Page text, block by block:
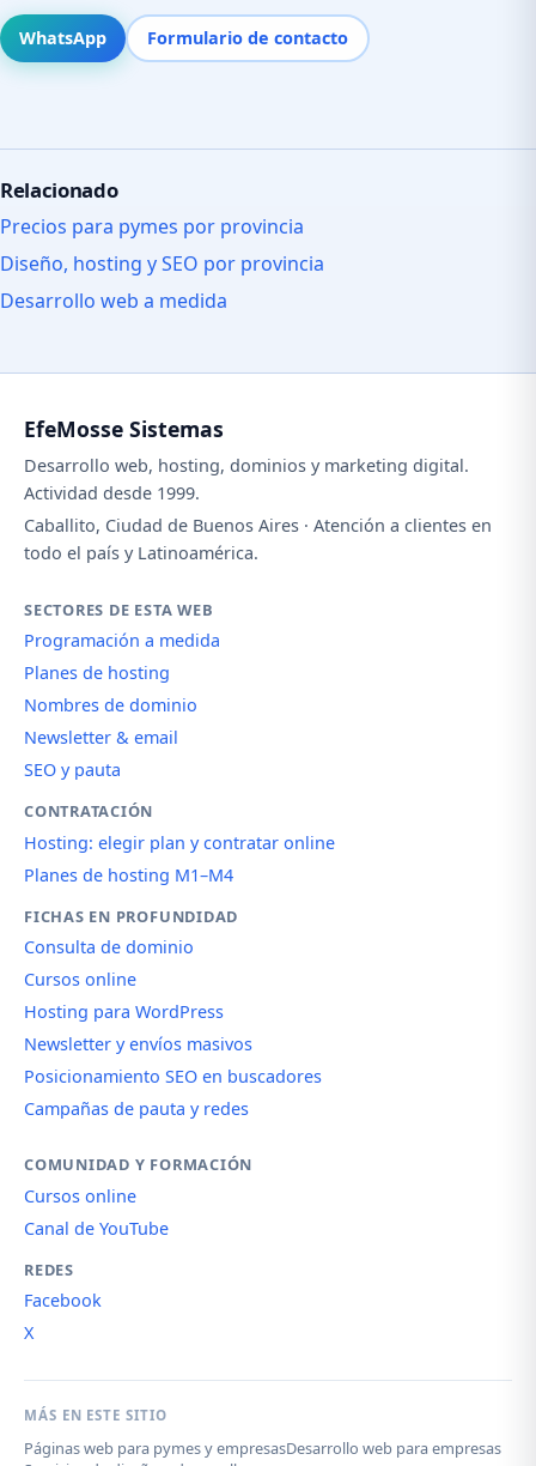
WhatsApp Formulario de contacto
Relacionado
Precios para pymes por provincia
Diseño, hosting y SEO por provincia
Desarrollo web a medida
EfeMosse Sistemas
Desarrollo web, hosting, dominios y marketing digital.
Actividad desde 1999.
Caballito, Ciudad de Buenos Aires · Atención a clientes en
todo el país y Latinoamérica.
SECTORES DE ESTA WEB
Programación a medida
Planes de hosting
Nombres de dominio
Newsletter & email
SEO y pauta
CONTRATACIÓN
Hosting: elegir plan y contratar online
Planes de hosting M1–M4
FICHAS EN PROFUNDIDAD
Consulta de dominio
Cursos online
Hosting para WordPress
Newsletter y envíos masivos
Posicionamiento SEO en buscadores
Campañas de pauta y redes
COMUNIDAD Y FORMACIÓN
Cursos online
Canal de YouTube
REDES
Facebook
X
MÁS EN ESTE SITIO
Páginas web para pymes y empresasDesarrollo web para empresas